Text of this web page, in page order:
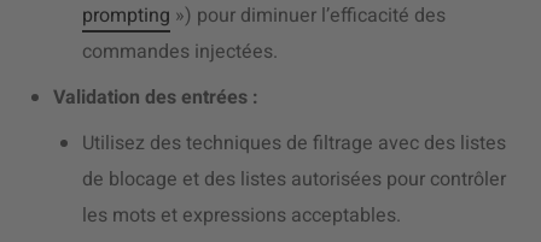
prompting ») pour diminuer l’efficacité des
commandes injectées.
Validation des entrées :
Utilisez des techniques de filtrage avec des listes
de blocage et des listes autorisées pour contrôler
les mots et expressions acceptables.